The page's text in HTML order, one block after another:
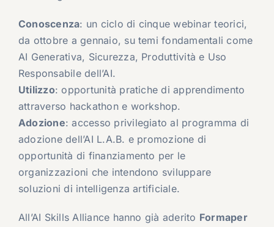
Conoscenza: un ciclo di cinque webinar teorici,
da ottobre a gennaio, su temi fondamentali come
AI Generativa, Sicurezza, Produttività e Uso
Responsabile dell’AI.
Utilizzo: opportunità pratiche di apprendimento
attraverso hackathon e workshop.
Adozione: accesso privilegiato al programma di
adozione dell’AI L.A.B. e promozione di
opportunità di finanziamento per le
organizzazioni che intendono sviluppare
soluzioni di intelligenza artificiale.
All’AI Skills Alliance hanno già aderito Formaper